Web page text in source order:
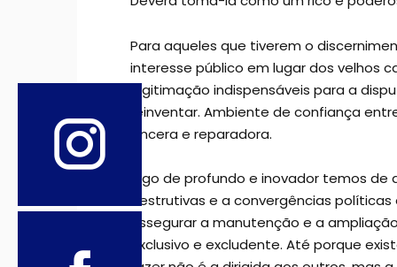
Para aqueles que tiverem o
interesse público em lugar dos velhos
legitimação indispensáveis para a
reinventar. Ambiente de confiança
sincera e reparadora.
Algo de profundo e inovador temos
destrutivas e a convergências
assegurar a manutenção e a
exclusivo e excludente. Até porque